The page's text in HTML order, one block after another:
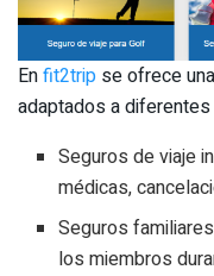
Enfit2trip se ofrece
adaptados a
Seguros de viaje
médicas,
Seguros
los miembros